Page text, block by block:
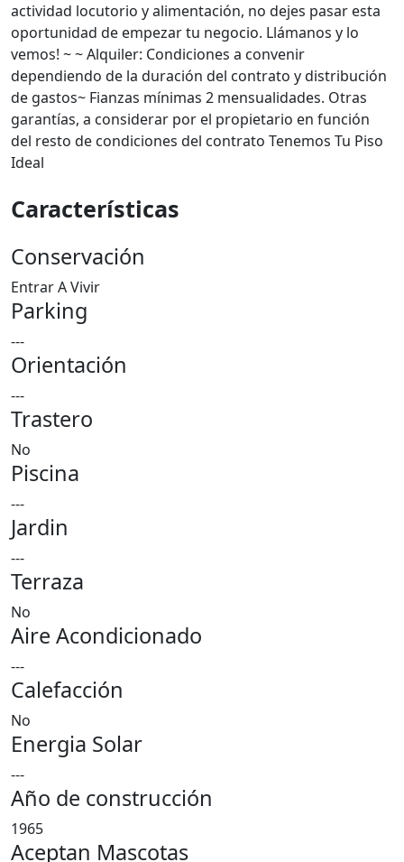
actividad locutorio y alimentación, no dejes pasar esta
oportunidad de empezar tu negocio. Llámanos y lo
vemos! ~ ~ Alquiler: Condiciones a convenir
dependiendo de la duración del contrato y distribución
de gastos~ Fianzas mínimas 2 mensualidades. Otras
garantías, a considerar por el propietario en función
del resto de condiciones del contrato Tenemos Tu Piso
Ideal
Características
Conservación
Entrar A Vivir
Parking
---
Orientación
---
Trastero
No
Piscina
---
Jardin
---
Terraza
No
Aire Acondicionado
---
Calefacción
No
Energia Solar
---
Año de construcción
1965
Aceptan Mascotas